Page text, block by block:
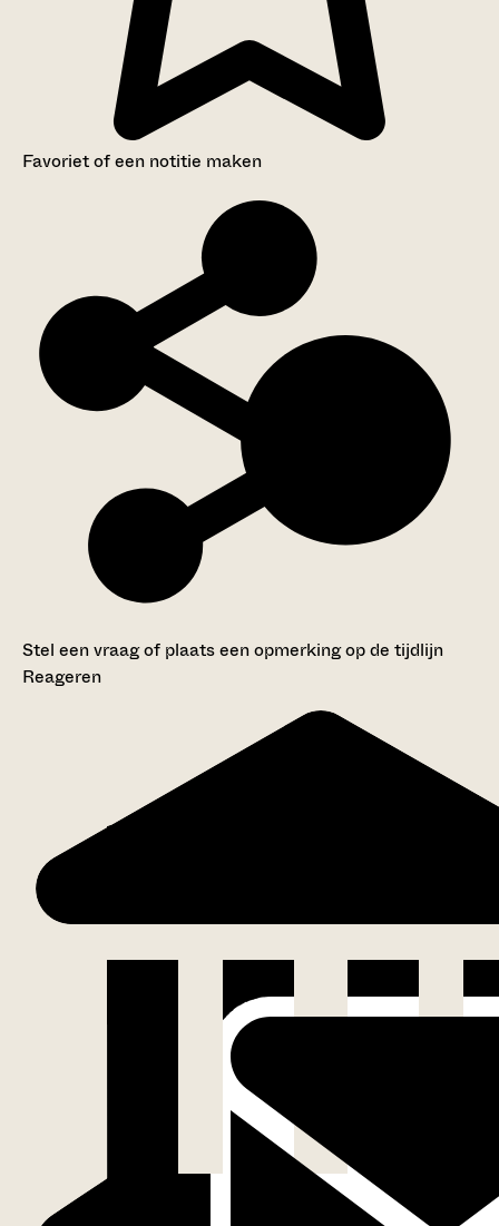
Favoriet of een notitie maken
Stel een vraag of plaats een opmerking op de tijdlijn
Reageren